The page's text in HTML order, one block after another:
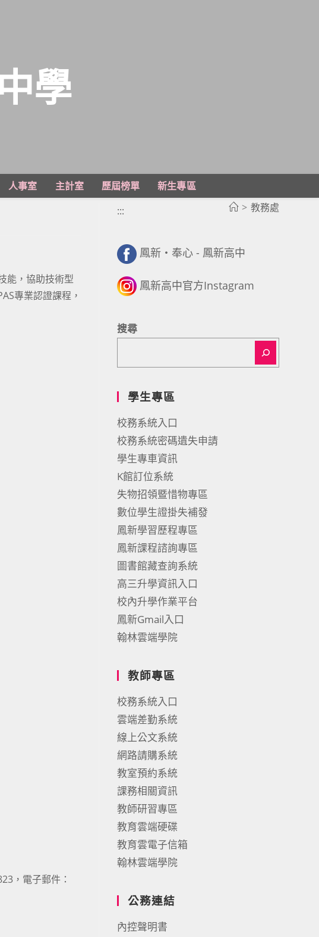
學
人事室 主計室 歷屆榜單
新生專區
> 教務處
能，協助技術型
專業認證課程，
，電子郵件：
:::
鳳新・奉心 - 鳳新高中
鳳新高中官方Instagram
搜尋
學生專區
校務系統入口
校務系統密碼遺失申請
學生專車資訊
K館訂位系統
失物招領暨惜物專區
數位學生證掛失補發
鳳新學習歷程專區
鳳新課程諮詢專區
圖書館藏查詢系統
高三升學資訊入口
校內升學作業平台
鳳新Gmail入口
翰林雲端學院
教師專區
校務系統入口
雲端差勤系統
線上公文系統
網路請購系統
教室預約系統
課務相關資訊
教師研習專區
教育雲端硬碟
教育雲電子信箱
翰林雲端學院
公務連結
內控聲明書